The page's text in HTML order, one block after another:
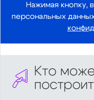
Нажимая кнопку,
персональных
Кто